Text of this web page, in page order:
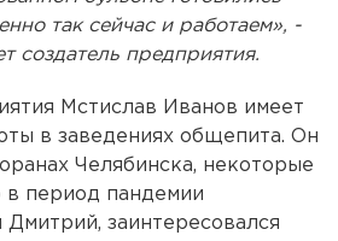
так сейчас и работаем», -
создатель предприятия.
Мстислав Иванов имеет
в заведениях общепита. Он
Челябинска, некоторые
в период пандемии
Дмитрий, заинтересовался